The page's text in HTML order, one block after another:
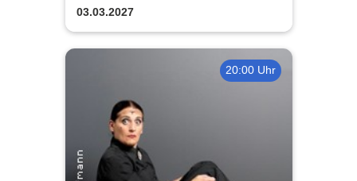
03.03.2027
20:00 Uhr